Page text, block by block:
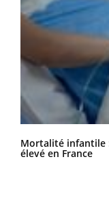
Mortalité infantile
élevé en France